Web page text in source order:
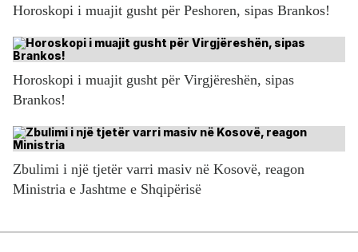
Horoskopi i muajit gusht për Peshoren, sipas Brankos!
Horoskopi i muajit gusht për Virgjëreshën, sipas
Brankos!
Zbulimi i një tjetër varri masiv në Kosovë, reagon
Ministria e Jashtme e Shqipërisë